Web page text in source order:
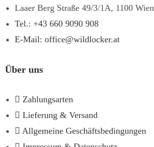
Laaer Berg Straße 49/3/1A, 1100 Wien
Tel.: +43 660 9090 908
E-Mail: office@wildlocker.at
Über uns
Zahlungsarten
Lieferung & Versand
Allgemeine Geschäftsbedingungen